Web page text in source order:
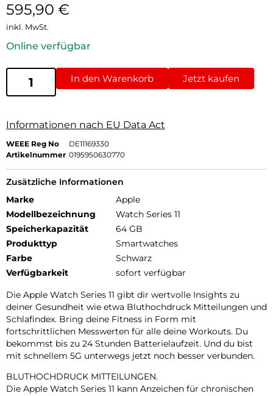
595,90 €
inkl. MwSt.
Online verfügbar
In den Warenkorb Jetzt kaufen
Informationen nach EU Data Act
WEEE Reg No
DE11169330
Artikelnummer 0195950630770
Zusätzliche Informationen
Marke
Apple
Modellbezeichnung
Watch Series 11
Speicherkapazität
64 GB
Produkttyp
Smartwatches
Farbe
Schwarz
Verfügbarkeit
sofort verfügbar
Die Apple Watch Series 11 gibt dir wertvolle Insights zu
deiner Gesundheit wie etwa Bluthochdruck Mitteilungen und
Schlafindex. Bring deine Fitness in Form mit
fortschrittlichen Messwerten für alle deine Workouts. Du
bekommst bis zu 24 Stunden Batterielaufzeit. Und du bist
mit schnellem 5G unterwegs jetzt noch besser verbunden.
BLUTHOCHDRUCK MITTEILUNGEN.
Die Apple Watch Series 11 kann Anzeichen für chronischen